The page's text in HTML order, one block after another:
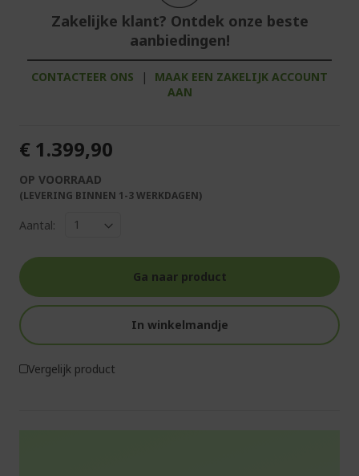
Zakelijke klant? Ontdek onze beste
aanbiedingen!
CONTACTEER ONS |
MAAK EEN ZAKELIJK ACCOUNT
AAN
€ 1.399,90
OP VOORRAAD
(LEVERING BINNEN 1-3 WERKDAGEN)
Aantal:
Ga naar product
In winkelmandje
Vergelijk product